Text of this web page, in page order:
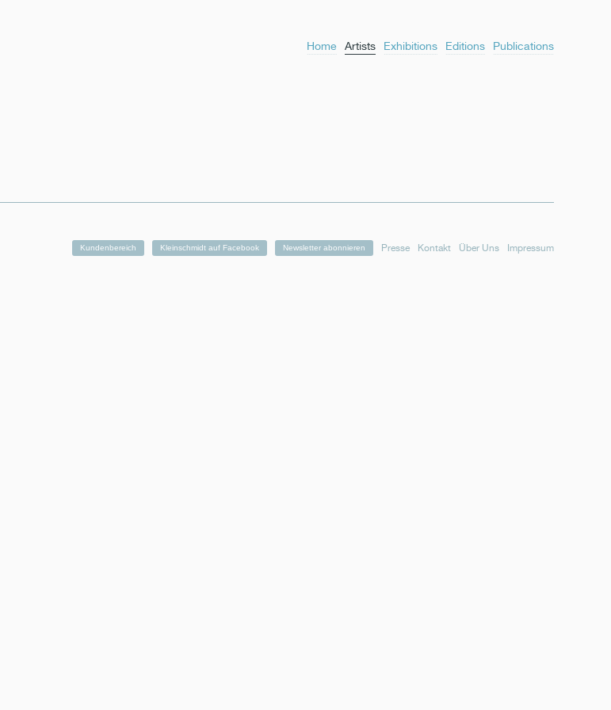
Publications
Editions
Exhibitions
Artists
Home
Impressum
Über Uns
Kontakt
Presse
Newsletter abonnieren
Kleinschmidt auf Facebook
Kundenbereich